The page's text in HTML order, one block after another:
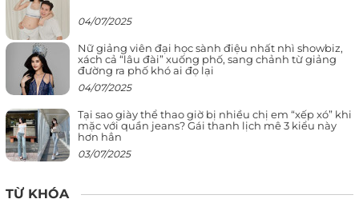
04/07/2025
Nữ giảng viên đại học sành điệu nhất nhì showbiz,
xách cả “lâu đài” xuống phố, sang chảnh từ giảng
đường ra phố khó ai đọ lại
04/07/2025
Tại sao giày thể thao giờ bị nhiều chị em “xếp xó” khi
mặc với quần jeans? Gái thanh lịch mê 3 kiểu này
hơn hẳn
03/07/2025
TỪ KHÓA